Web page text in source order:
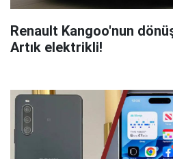
Renault Kangoo'nun
Artık elektrikli!